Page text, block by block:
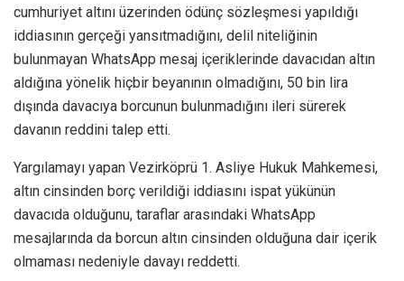
cumhuriyet altını üzerinden ödünç sözleşmesi yapıldığı
iddiasının gerçeği yansıtmadığını, delil niteliğinin
bulunmayan WhatsApp mesaj içeriklerinde davacıdan altın
aldığına yönelik hiçbir beyanının olmadığını, 50 bin lira
dışında davacıya borcunun bulunmadığını ileri sürerek
davanın reddini talep etti.
Yargılamayı yapan Vezirköprü 1. Asliye Hukuk Mahkemesi,
altın cinsinden borç verildiği iddiasını ispat yükünün
davacıda olduğunu, taraflar arasındaki WhatsApp
mesajlarında da borcun altın cinsinden olduğuna dair içerik
olmaması nedeniyle davayı reddetti.